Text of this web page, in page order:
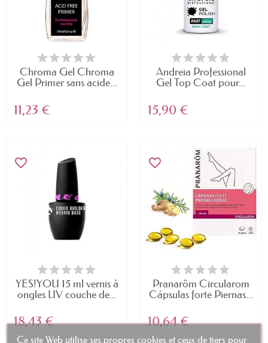
Chroma Gel Chroma
Gel Primer sans acide...
11,23 €
Andreia Professional
Gel Top Coat pour...
15,90 €
favorite_border
YES!YOU 15 ml vernis à
ongles UV couche de...
18,43 €
favorite_border
Pranarôm Circularom
Cápsulas forte Piernas...
10,64 €
Ce site Web utilise ses propres cookies et ceux de tiers pour